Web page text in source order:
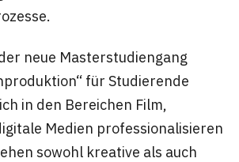
neue Masterstudiengang
für Studierende
in den Bereichen Film,
Medien professionalisieren
sowohl kreative als auch